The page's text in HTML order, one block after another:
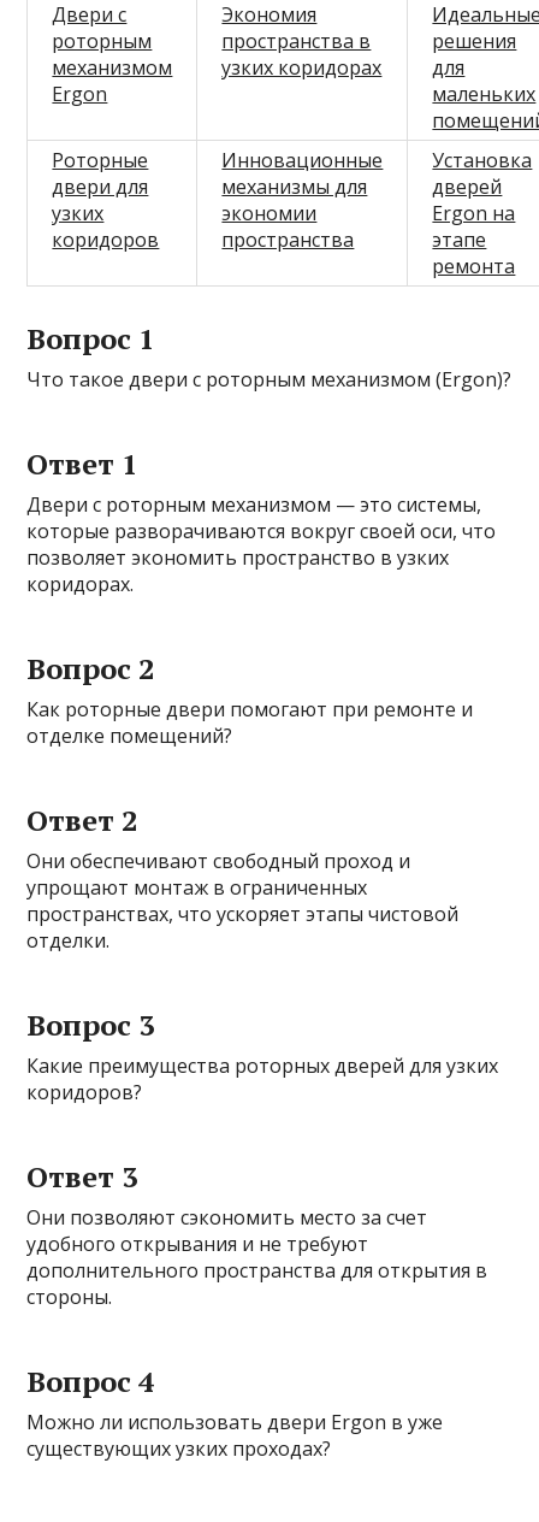
Двери с
роторным
механизмом
Ergon
Экономия
пространства в
узких коридорах
решения
для
маленьких
Роторные
двери для
узких
коридоров
Инновационные
механизмы для
экономии
пространства
Установка
дверей
Ergon на
этапе
ремонта
Вопрос 1
Что такое двери с роторным механизмом (Ergon)?
Ответ 1
Двери с роторным механизмом — это системы,
которые разворачиваются вокруг своей оси, что
позволяет экономить пространство в узких
коридорах.
Вопрос 2
Как роторные двери помогают при ремонте и
отделке помещений?
Ответ 2
Они обеспечивают свободный проход и
упрощают монтаж в ограниченных
пространствах, что ускоряет этапы чистовой
отделки.
Вопрос 3
Какие преимущества роторных дверей для узких
коридоров?
Ответ 3
Они позволяют сэкономить место за счет
удобного открывания и не требуют
дополнительного пространства для открытия в
стороны.
Вопрос 4
Можно ли использовать двери Ergon в уже
существующих узких проходах?